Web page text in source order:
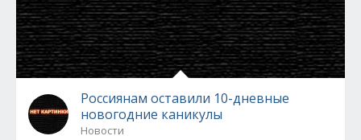
Россиянам оставили 10-дневные
новогодние каникулы
Новости